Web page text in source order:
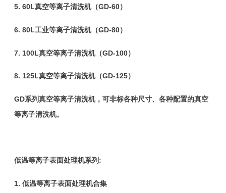
5. 60L真空等离子清洗机（GD-60）
6. 80L工业等离子清洗机（GD-80）
7. 100L真空等离子清洗机（GD-100）
8. 125L真空等离子清洗机（GD-125）
GD系列真空等离子清洗机，可非标各种尺寸、各种配置的真空
等离子清洗机。
低温等离子表面处理机系列 :
1. 低温等离子表面处理机合集